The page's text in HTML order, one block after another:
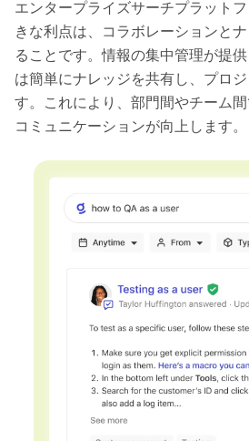
エンタープライズサーチプラット
きな利点は、コラボレーションと
ることです。情報の集中管理が提
は簡単にナレッジを共有し、プロ
す。これにより、部門間やチーム間
コミュニケーションが向上します。